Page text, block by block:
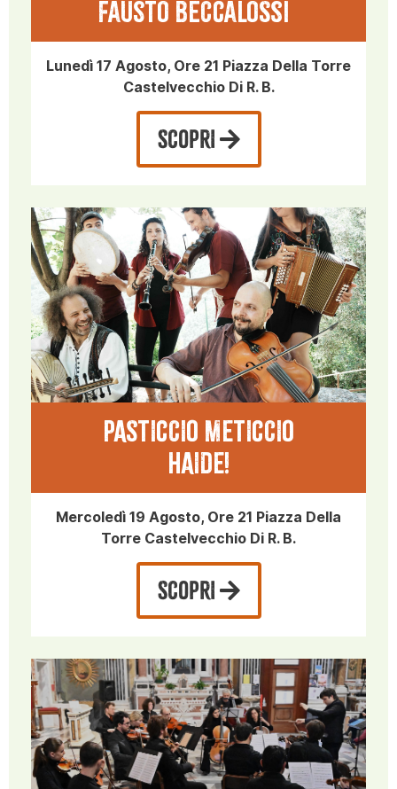
Fausto Beccalossi
Lunedì 17 Agosto, Ore 21 Piazza Della Torre
Castelvecchio Di R. B.
SCOPRI
PASTICCIO METICCIO
HAIDE!
Mercoledì 19 Agosto, Ore 21 Piazza Della
Torre Castelvecchio Di R. B.
SCOPRI